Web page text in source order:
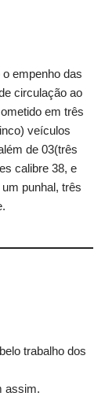
empenho das
circulação ao
em três
veículos
de 03(três
calibre 38, e
punhal, três
trabalho dos
assim.